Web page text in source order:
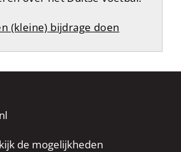
(kleine) bijdrage doen
de mogelijkheden